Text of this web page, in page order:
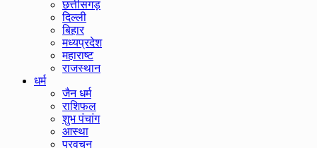
छत्तीसगड़
दिल्ली
बिहार
मध्यप्रदेश
महाराष्ट
राजस्थान
धर्म
जैन धर्म
राशिफल
शुभ पंचांग
आस्था
प्रवचन